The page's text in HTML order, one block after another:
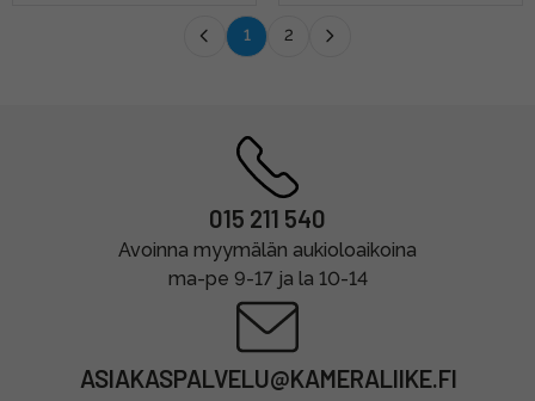
1 2
015 211 540
Avoinna myymälän aukioloaikoina
ma-pe 9-17 ja la 10-14
ASIAKASPALVELU@KAMERALIIKE.FI